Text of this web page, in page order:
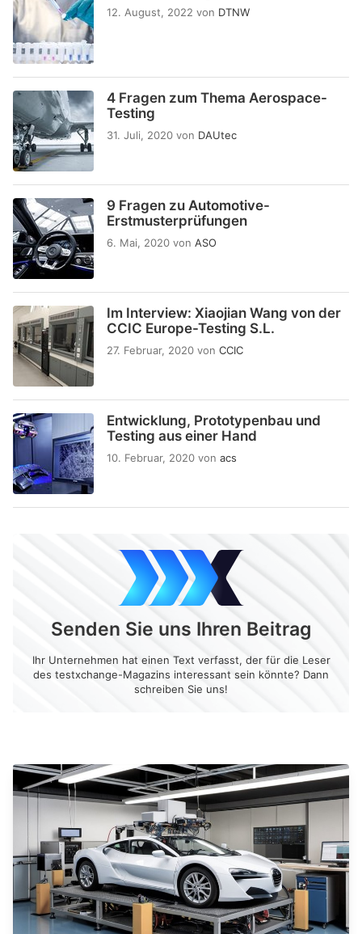
12. August, 2022 von DTNW
4 Fragen zum Thema Aerospace-
Testing
31. Juli, 2020 von DAUtec
9 Fragen zu Automotive-
Erstmusterprüfungen
6. Mai, 2020 von ASO
Im Interview: Xiaojian Wang von der
CCIC Europe-Testing S.L.
27. Februar, 2020 von CCIC
Entwicklung, Prototypenbau und
Testing aus einer Hand
10. Februar, 2020 von acs
Senden Sie uns Ihren Beitrag
Ihr Unternehmen hat einen Text verfasst, der für die Leser
des testxchange-Magazins interessant sein könnte? Dann
schreiben Sie uns!